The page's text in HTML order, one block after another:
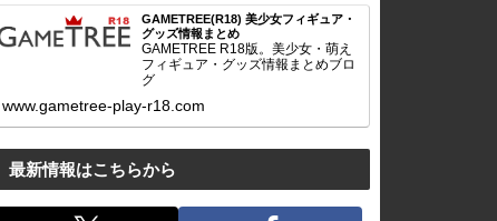
GAMETREE(R18) 美少女フィギュア・
グッズ情報まとめ
GAMETREE R18版。美少女・萌え
フィギュア・グッズ情報まとめブロ
グ
www.gametree-play-r18.com
最新情報はこちらから